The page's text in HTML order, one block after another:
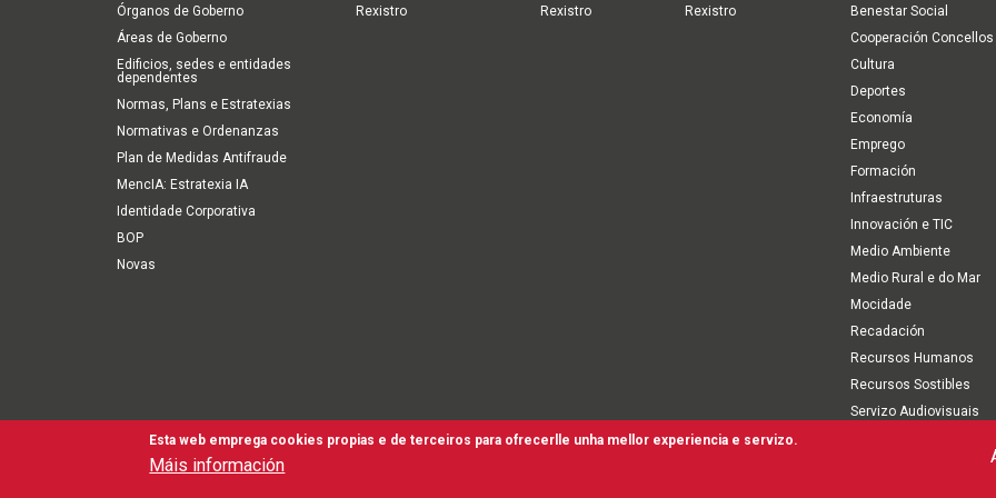
Órganos de Goberno
Áreas de Goberno
Edificios, sedes e entidades
dependentes
Normas, Plans e Estratexias
Normativas e Ordenanzas
Plan de Medidas Antifraude
MencIA: Estratexia IA
Identidade Corporativa
BOP
Novas
Rexistro
Rexistro
Rexistro
Benestar Social
Cooperación Concellos
Cultura
Deportes
Economía
Emprego
Formación
Infraestruturas
Innovación e TIC
Medio Ambiente
Medio Rural e do Mar
Mocidade
Recadación
Recursos Humanos
Recursos Sostibles
Servizo Audiovisuais
Second
Accesibilidade Aviso Legal Canle interna de comunicación, denuncia e antifraude
Esta web emprega cookies propias e de terceiros para ofrecerlle unha mellor experiencia e servizo.
Máis información